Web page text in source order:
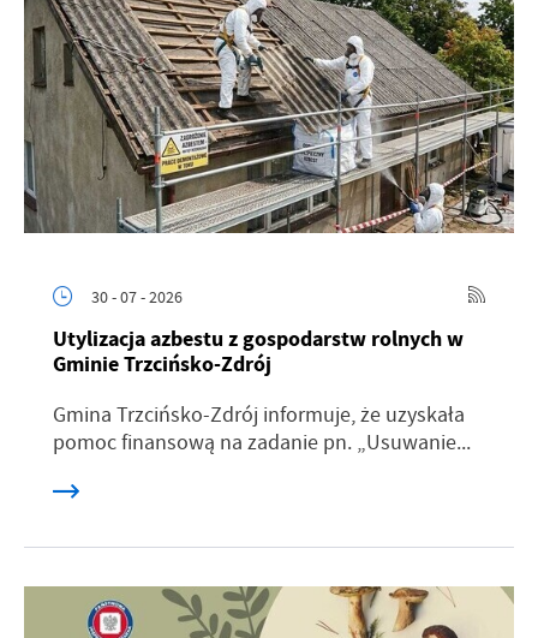
30 - 07 - 2026
Utylizacja azbestu z gospodarstw rolnych w
Gminie Trzcińsko-Zdrój
Gmina Trzcińsko-Zdrój informuje, że uzyskała
pomoc finansową na zadanie pn. „Usuwanie...